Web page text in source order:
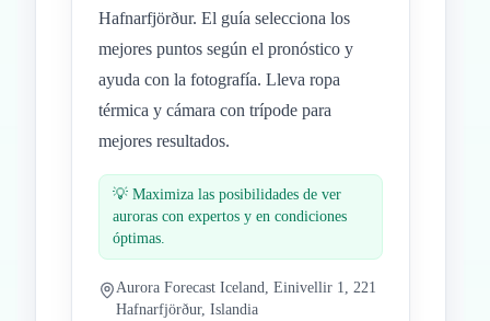
Hafnarfjörður. El guía selecciona los
mejores puntos según el pronóstico y
ayuda con la fotografía. Lleva ropa
térmica y cámara con trípode para
mejores resultados.
💡 Maximiza las posibilidades de ver
auroras con expertos y en condiciones
óptimas.
Aurora Forecast Iceland, Einivellir 1, 221
Hafnarfjörður, Islandia